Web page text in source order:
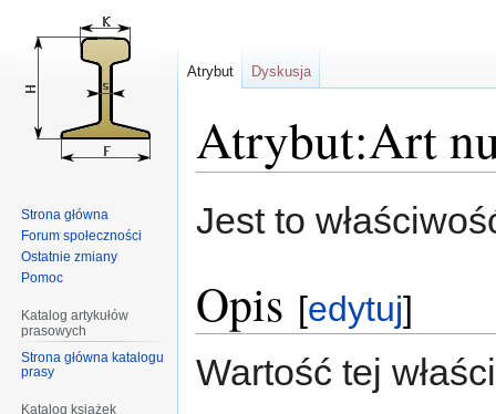
Atrybut:Art
do
do
Jest to
Opis [edytuj]
Wartość tej
Atrybut Dyskusja
Strona główna
Forum społeczności
Ostatnie zmiany
Pomoc
Katalog artykułów
prasowych
Strona główna katalogu
prasy
Katalog książek